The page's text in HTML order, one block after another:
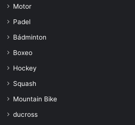
Motor
Padel
Bádminton
Boxeo
Hockey
Squash
Mountain Bike
ducross